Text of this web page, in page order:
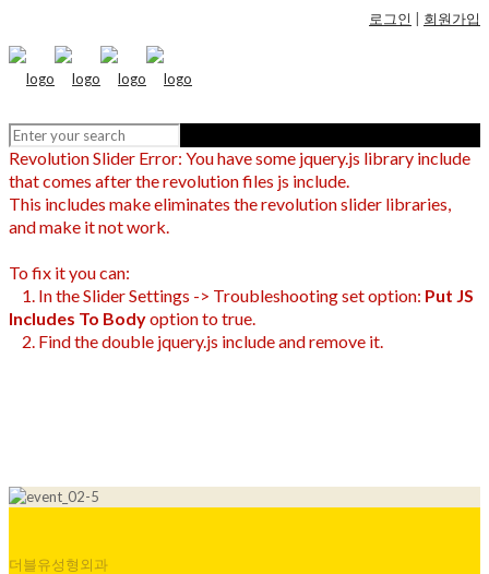
로그인 회원가입
Revolution Slider Error: You have some jquery.js library include
that comes after the revolution files js include.
This includes make eliminates the revolution slider libraries,
and make it not work.
To fix it you can:
1. In the Slider Settings -> Troubleshooting set option: Put JS
Includes To Bodyoption to true.
2. Find the double jquery.js include and remove it.
더블유성형외과